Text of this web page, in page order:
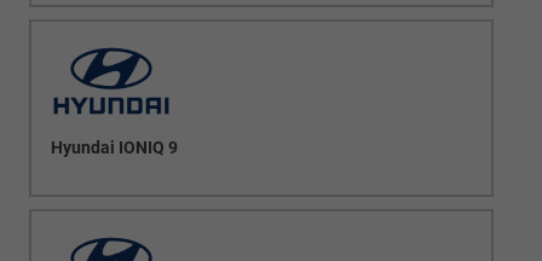
Hyundai IONIQ 9